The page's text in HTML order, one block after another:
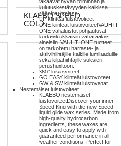
takaavat hyvän toiminnan ja
kulutuskestävyyden kaikissa
sääolosuhteissa
UP kiinteät luistovoiteet
ONE kiinteät luistovoiteetVAUHTI
ONE vahaluistot pohjautuvat
korkealuokkaisiin vaharaaka-
aineisiin. VAUHTI ONE tuotteet
on tarkoitettu harraste- ja
aktiivihiihtäjille kaikille lumilaaduille
sekä kilpahiihtäjille suksien
perushuoltoon.
360° luistovoiteet
GO EASY kiinteät luistovoiteet
GW & SW kiinteät luistovahat
Nestemäiset luistovoiteet
KLAEBO nestemäiset
luistovoiteetDiscover your inner
Speed King with the new Speed
liquid glide wax series! Made from
high-quality hydrocarbon
ingredients, these waxes are
quick and easy to apply with
guaranteed performance in all
weather conditions. Perfect for
KLAEBO SPEED
COLD